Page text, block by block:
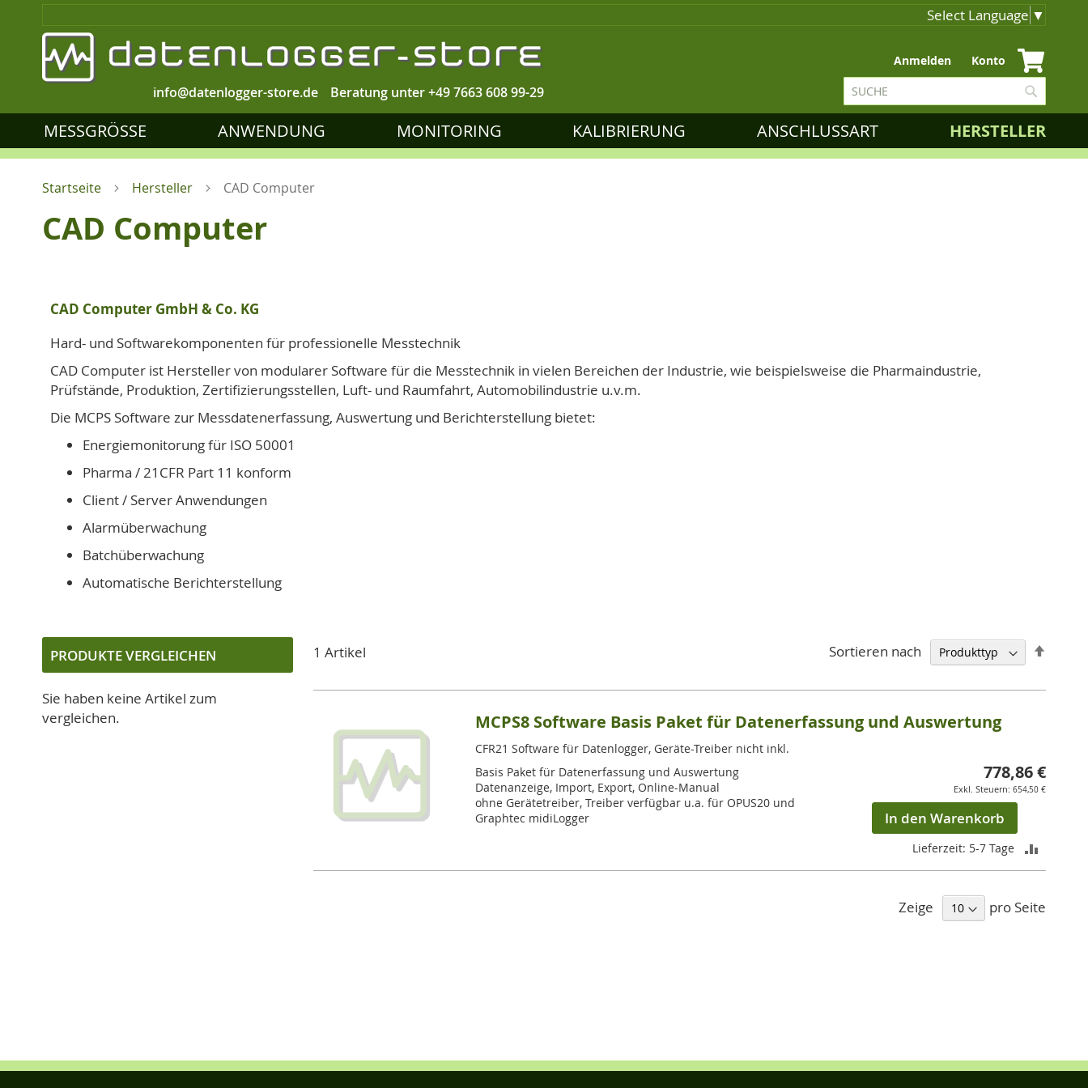
Select Language ▼
Beratung unter+49 7663 608 99-29
info@datenlogger-store.de
Zum
Inhalt
springen
Anmelden Konto
Suche
MESSGRÖSSE ANWENDUNG MONITORING KALIBRIERUNG ANSCHLUSSART HERSTELLER
Startseite Hersteller CAD Computer
CAD Computer
CAD Computer GmbH & Co. KG
Hard- und Softwarekomponenten für professionelle Messtechnik
CAD Computer ist Hersteller von modularer Software für die Messtechnik in vielen Bereichen der Industrie, wie beispielsweise die Pharmaindustrie,
Prüfstände, Produktion, Zertifizierungsstellen, Luft- und Raumfahrt, Automobilindustrie u.v.m.
Die MCPS Software zur Messdatenerfassung, Auswertung und Berichterstellung bietet:
Energiemonitorung für ISO 50001
Pharma / 21CFR Part 11 konform
Client / Server Anwendungen
Alarmüberwachung
Batchüberwachung
Automatische Berichterstellung
1 Artikel Sortieren nach
MCPS8 Software Basis Paket für Datenerfassung und Auswertung
CFR21 Software für Datenlogger, Geräte-Treiber nicht inkl.
Basis Paket für Datenerfassung und Auswertung
Datenanzeige, Import, Export, Online-Manual
ohne Gerätetreiber, Treiber verfügbar u.a. für OPUS20 und
Graphtec midiLogger
778,86 €
654,50 €
In den Warenkorb
Lieferzeit: 5-7 Tage
Zeige pro Seite
PRODUKTE VERGLEICHEN
Sie haben keine Artikel zum
vergleichen.